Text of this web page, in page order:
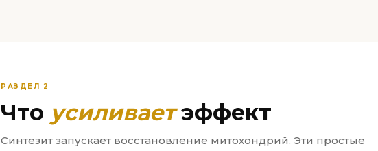
РАЗДЕЛ 2
Что усиливаетэффект
Синтезит запускает восстановление митохондрий. Эти простые